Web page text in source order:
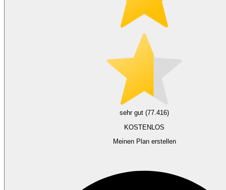
sehr gut (77.416)
KOSTENLOS
Meinen Plan erstellen